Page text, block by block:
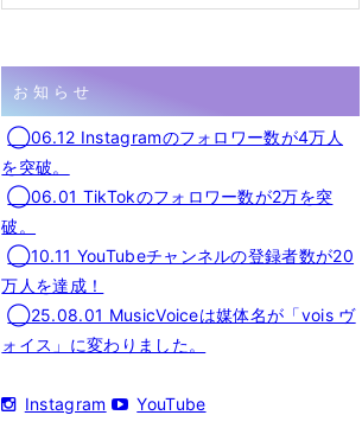
お知らせ
◯06.12 Instagramのフォロワー数が4万人
を突破。
◯06.01 TikTokのフォロワー数が2万を突
破。
◯10.11 YouTubeチャンネルの登録者数が20
万人を達成！
◯25.08.01 MusicVoiceは媒体名が「vois ヴ
ォイス」に変わりました。
Instagram YouTube